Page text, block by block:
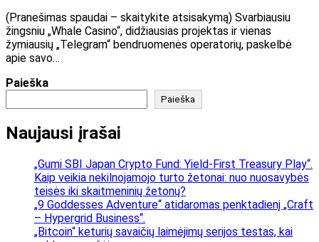
(Pranešimas spaudai – skaitykite atsisakymą) Svarbiausiu
žingsniu „Whale Casino“, didžiausias projektas ir vienas
žymiausių „Telegram“ bendruomenės operatorių, paskelbė
apie savo…
Paieška
Paieška
Naujausi įrašai
„Gumi SBI Japan Crypto Fund: Yield-First Treasury Play“.
Kaip veikia nekilnojamojo turto žetonai: nuo nuosavybės
teisės iki skaitmeninių žetonų?
„9 Goddesses Adventure“ atidaromas penktadienį „Craft
– Hypergrid Business“.
„Bitcoin“ keturių savaičių laimėjimų serijos testas, kai